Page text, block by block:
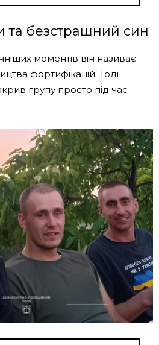
та безстрашний син
моментів він називає
фортифікацій. Тоді
групу просто під час